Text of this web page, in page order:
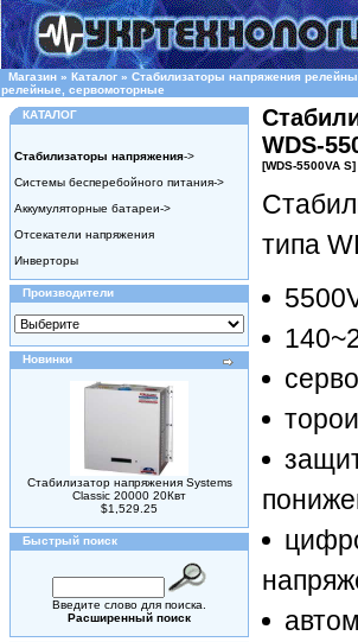
Магазин » Каталог » Стабилизаторы напряжения
релейные, сервомоторные
КАТАЛОГ
Стабилизаторы напряжения->
Системы бесперебойного питания->
Аккумуляторные батареи->
Отсекатели напряжения
Инверторы
Производители
Новинки
Стабилизатор напряжения Systems
Classic 20000 20Квт
$1,529.25
Быстрый поиск
Введите слово для поиска.
Расширенный поиск
WDS-
[WDS-5500VA S]
типа